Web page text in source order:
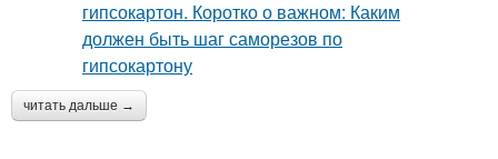
читать дальше →